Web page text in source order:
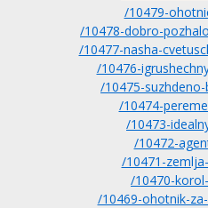
/10479-
/10478-dobro-
/10477-nasha-
/10476-
/10475-
/10474-
/10473-
/10472-
/10471-
/10470-
/10469-ohotnik-